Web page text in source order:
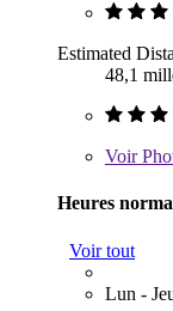
Estimated
48,1
Voir
Heures
Voir tout
Lun -